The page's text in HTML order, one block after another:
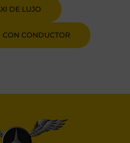
DE LUJO
CON CONDUCTOR